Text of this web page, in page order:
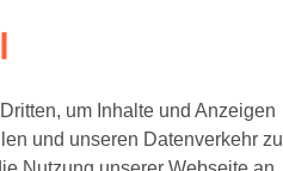
um Inhalte und Anzeigen
und unseren Datenverkehr zu